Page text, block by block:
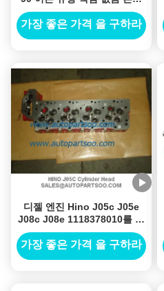
시빅 EX DEL SOL 1.6 VTEC
가장 좋은 가격 을 구하라
디젤 엔진 Hino J05c J05e
J08c J08e 1118378010를 위
한 자동 실린더 해드
가장 좋은 가격 을 구하라